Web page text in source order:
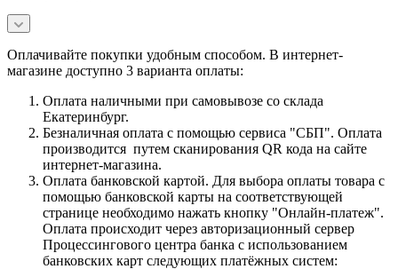
Оплачивайте покупки удобным способом. В интернет-
магазине доступно 3 варианта оплаты:
Оплата наличными при самовывозе со склада
Екатеринбург.
Безналичная оплата с помощью сервиса "СБП". Оплата
производится путем сканирования QR кода на сайте
интернет-магазина.
Оплата банковской картой. Для выбора оплаты товара с
помощью банковской карты на соответствующей
странице необходимо нажать кнопку "Онлайн-платеж".
Оплата происходит через авторизационный сервер
Процессингового центра банка с использованием
банковских карт следующих платёжных систем: